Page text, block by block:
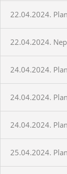
22.04.2024.
22.04.2024.
24.04.2024.
24.04.2024.
24.04.2024.
25.04.2024.